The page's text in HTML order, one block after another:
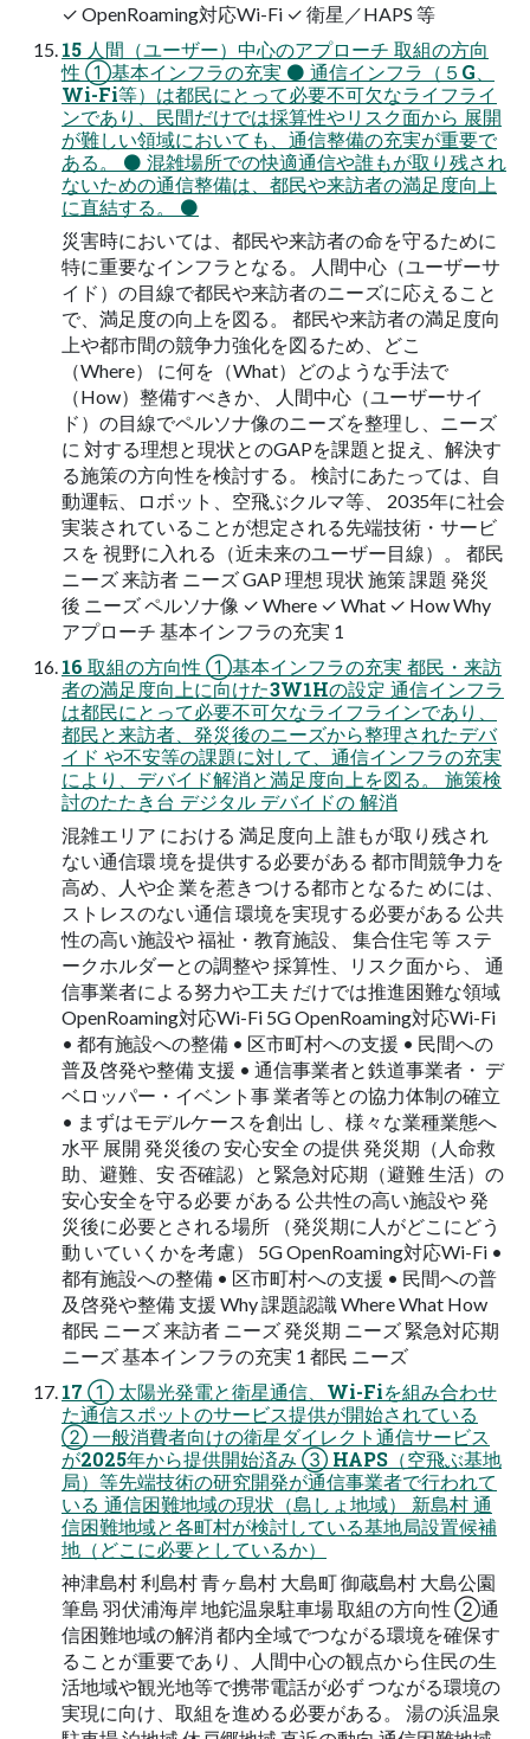
✓ OpenRoaming対応Wi-Fi ✓ 衛星／HAPS 等
15 人間（ユーザー）中心のアプローチ 取組の方向
性 ①基本インフラの充実 ⚫ 通信インフラ（５G、
Wi-Fi等）は都民にとって必要不可欠なライフライ
ンであり、民間だけでは採算性やリスク面から 展開
が難しい領域においても、通信整備の充実が重要で
ある。 ⚫ 混雑場所での快適通信や誰もが取り残され
ないための通信整備は、都民や来訪者の満足度向上
に直結する。 ⚫
災害時においては、都民や来訪者の命を守るために
特に重要なインフラとなる。 人間中心（ユーザーサ
イド）の目線で都民や来訪者のニーズに応えること
で、満足度の向上を図る。 都民や来訪者の満足度向
上や都市間の競争力強化を図るため、どこ
（Where） に何を（What）どのような手法で
（How）整備すべきか、 人間中心（ユーザーサイ
ド）の目線でペルソナ像のニーズを整理し、ニーズ
に 対する理想と現状とのGAPを課題と捉え、解決す
る施策の方向性を検討する。 検討にあたっては、自
動運転、ロボット、空飛ぶクルマ等、 2035年に社会
実装されていることが想定される先端技術・サービ
スを 視野に入れる（近未来のユーザー目線）。 都民
ニーズ 来訪者 ニーズ GAP 理想 現状 施策 課題 発災
後 ニーズ ペルソナ像 ✓ Where ✓ What ✓ How Why
アプローチ 基本インフラの充実 1
16 取組の方向性 ①基本インフラの充実 都民・来訪
者の満足度向上に向けた3W1Hの設定 通信インフラ
は都民にとって必要不可欠なライフラインであり、
都民と来訪者、発災後のニーズから整理されたデバ
イド や不安等の課題に対して、通信インフラの充実
により、デバイド解消と満足度向上を図る。 施策検
討のたたき台 デジタル デバイドの 解消
混雑エリア における 満足度向上 誰もが取り残され
ない通信環 境を提供する必要がある 都市間競争力を
高め、人や企 業を惹きつける都市となるた めには、
ストレスのない通信 環境を実現する必要がある 公共
性の高い施設や 福祉・教育施設、 集合住宅 等 ステ
ークホルダーとの調整や 採算性、リスク面から、 通
信事業者による努力や工夫 だけでは推進困難な領域
OpenRoaming対応Wi-Fi 5G OpenRoaming対応Wi-Fi
• 都有施設への整備 • 区市町村への支援 • 民間への
普及啓発や整備 支援 • 通信事業者と鉄道事業者・ デ
ベロッパー・イベント事 業者等との協力体制の確立
• まずはモデルケースを創出 し、様々な業種業態へ
水平 展開 発災後の 安心安全 の提供 発災期（人命救
助、避難、安 否確認）と緊急対応期（避難 生活）の
安心安全を守る必要 がある 公共性の高い施設や 発
災後に必要とされる場所 （発災期に人がどこにどう
動 いていくかを考慮） 5G OpenRoaming対応Wi-Fi •
都有施設への整備 • 区市町村への支援 • 民間への普
及啓発や整備 支援 Why 課題認識 Where What How
都民 ニーズ 来訪者 ニーズ 発災期 ニーズ 緊急対応期
ニーズ 基本インフラの充実 1 都民 ニーズ
17 ① 太陽光発電と衛星通信、Wi-Fiを組み合わせ
た通信スポットのサービス提供が開始されている
② 一般消費者向けの衛星ダイレクト通信サービス
が2025年から提供開始済み ③ HAPS（空飛ぶ基地
局）等先端技術の研究開発が通信事業者で行われて
いる 通信困難地域の現状（島しょ地域） 新島村 通
信困難地域と各町村が検討している基地局設置候補
地（どこに必要としているか）
神津島村 利島村 青ヶ島村 大島町 御蔵島村 大島公園
筆島 羽伏浦海岸 地鉈温泉駐車場 取組の方向性 ②通
信困難地域の解消 都内全域でつながる環境を確保す
ることが重要であり、人間中心の観点から住民の生
活地域や観光地等で携帯電話が必ず つながる環境の
実現に向け、取組を進める必要がある。 湯の浜温泉